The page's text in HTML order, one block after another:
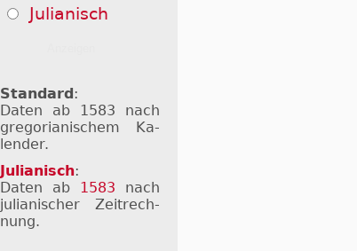
Julianisch
Standard :
Daten ab 1583 nach
gre­go­ri­a­ni­schem Ka­
len­der.
Julianisch:
Daten ab 1583 nach
ju­li­a­ni­scher Zeit­rech­
nung.